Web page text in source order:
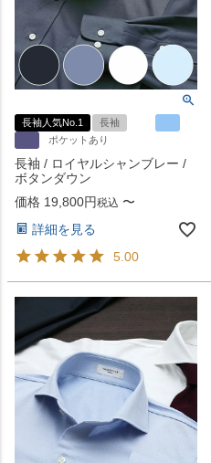
長袖人気No.1
長袖
ポケットあり
長袖 / ロイヤルシャンブレー /
ボタンダウン
価格 19,800 税込 〜
詳細を見る
5.00